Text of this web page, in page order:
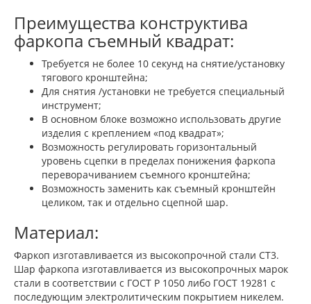
Преимущества конструктива
фаркопа съемный квадрат:
Требуется не более 10 секунд на снятие/установку
тягового кронштейна;
Для снятия /установки не требуется специальный
инструмент;
В основном блоке возможно использовать другие
изделия с креплением «под квадрат»;
Возможность регулировать горизонтальный
уровень сцепки в пределах понижения фаркопа
переворачиванием съемного кронштейна;
Возможность заменить как съемный кронштейн
целиком, так и отдельно сцепной шар.
Материал:
Фаркоп изготавливается из высокопрочной стали СТ3.
Шар фаркопа изготавливается из высокопрочных марок
стали в соответствии с ГОСТ Р 1050 либо ГОСТ 19281 с
последующим электролитическим покрытием никелем.